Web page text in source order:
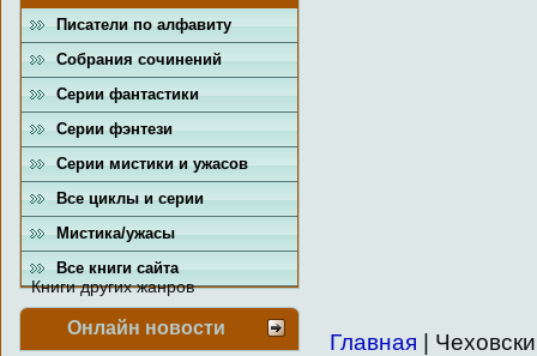
Писатели по алфавиту
Собрания сочинений
Серии фантастики
Серии фэнтези
Серии мистики и ужасов
Все циклы и серии
Мистика/ужасы
Все книги сайта
Книги других жанров
Онлайн новости
Главная |